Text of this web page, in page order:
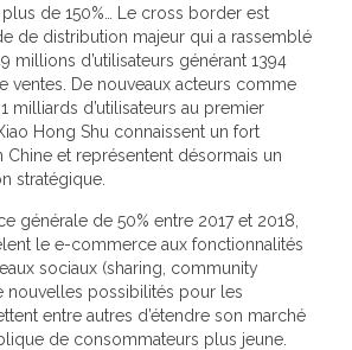
de 150%… Le cross border est
de distribution majeur qui a rassemblé
millions d’utilisateurs générant 1394
ventes. De nouveaux acteurs comme
milliards d’utilisateurs au premier
Hong Shu connaissent un fort
et représentent désormais un
stratégique.
générale de 50% entre 2017 et 2018,
le e-commerce aux fonctionnalités
sociaux (sharing, community
nouvelles possibilités pour les
entre autres d’étendre son marché
de consommateurs plus jeune.